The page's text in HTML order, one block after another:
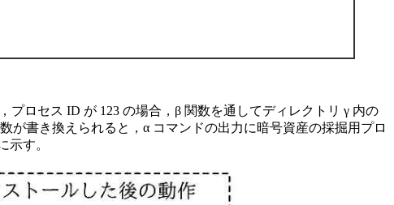
プロセス ID が 123 の場合， β 関数を通してディレクトリ γ 内の
が書き換えられると， α コマンドの出力に暗号資産の採掘用プロ
示す。